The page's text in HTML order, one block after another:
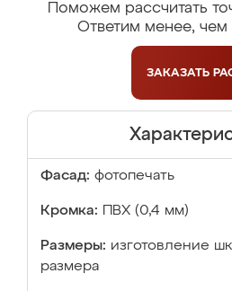
Поможем рассчитать
Ответим менее, чем
ЗАКАЗАТЬ
Фасад: фотопечать
Кромка: ПВХ (0,4 мм)
Размеры: изготовление
размера